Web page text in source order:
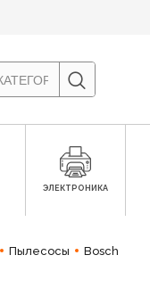
ЭЛЕКТРОНИКА
Пылесосы Bosch